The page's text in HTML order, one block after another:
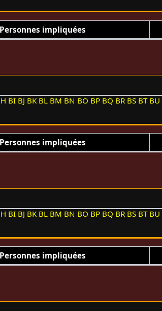
Personnes impliquées
BI BJ BK BL BM BN BO BP BQ BR BS BT BU
Personnes impliquées
BI BJ BK BL BM BN BO BP BQ BR BS BT BU
Personnes impliquées